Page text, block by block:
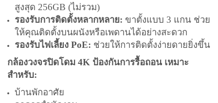
สูงสุด 256GB (ไม่รวม)
รองรับการติดตั้งหลากหลาย: ขาตั้งแบบ 3 แกน ช่วย
ให้คุณติดตั้งบนผนังหรือเพดานได้อย่างสะดวก
รองรับไฟเลี้ยง PoE: ช่วยให้การติดตั้งง่ายดายยิ่งขึ้น
กล้องวงจรปิดโดม 4K ป้องกันการรื้อถอน เหมาะ
สำหรับ:
บ้านพักอาศัย